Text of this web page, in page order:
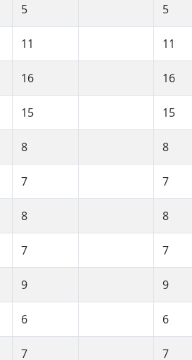
5 5
11 11
16 16
15 15
8 8
7 7
8 8
7 7
9 9
6 6
7 7